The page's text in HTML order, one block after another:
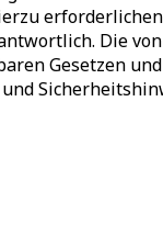
Die
Gesetzen